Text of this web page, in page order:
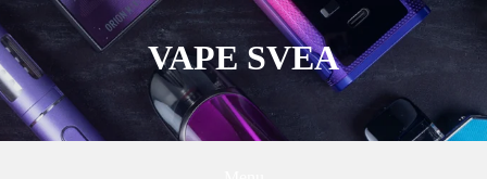
to
content
VAPE SVEA